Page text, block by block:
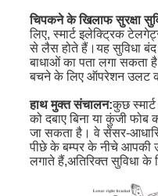
चिपकने के खिलाफ सुरक्षा
लिए, स्मार्ट इलेक्ट्रिक
से लैस होते हैं।यह सुविधा
बाधाओं का पता लगा सकता
बचने के लिए ऑपरेशन उलट
हाथ मुक्त संचालन:कुछ
को दबाए बिना या कुंजी फोब
जा सकता है। वे सेंसर-
पीछे के बम्पर के नीचे आपकी
लगाते हैं,अतिरिक्त सुविधा